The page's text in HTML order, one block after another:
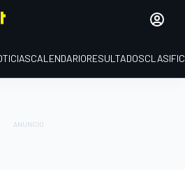
CALENDARIORESULTADOS